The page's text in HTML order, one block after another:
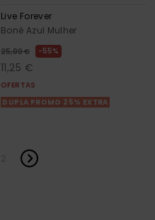
Live Forever
Boné Azul Mulher
25,00 € 55%
11,25 €
OFERTAS
DUPLA PROMO 25% EXTRA